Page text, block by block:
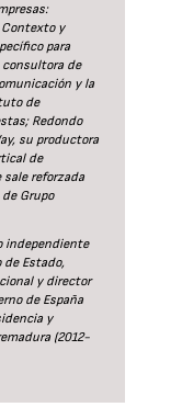
Contexto y
para
consultora de
y la
de
Redondo
su productora
de
reforzada
Grupo
independiente
Estado,
y director
de España
y
(2012-